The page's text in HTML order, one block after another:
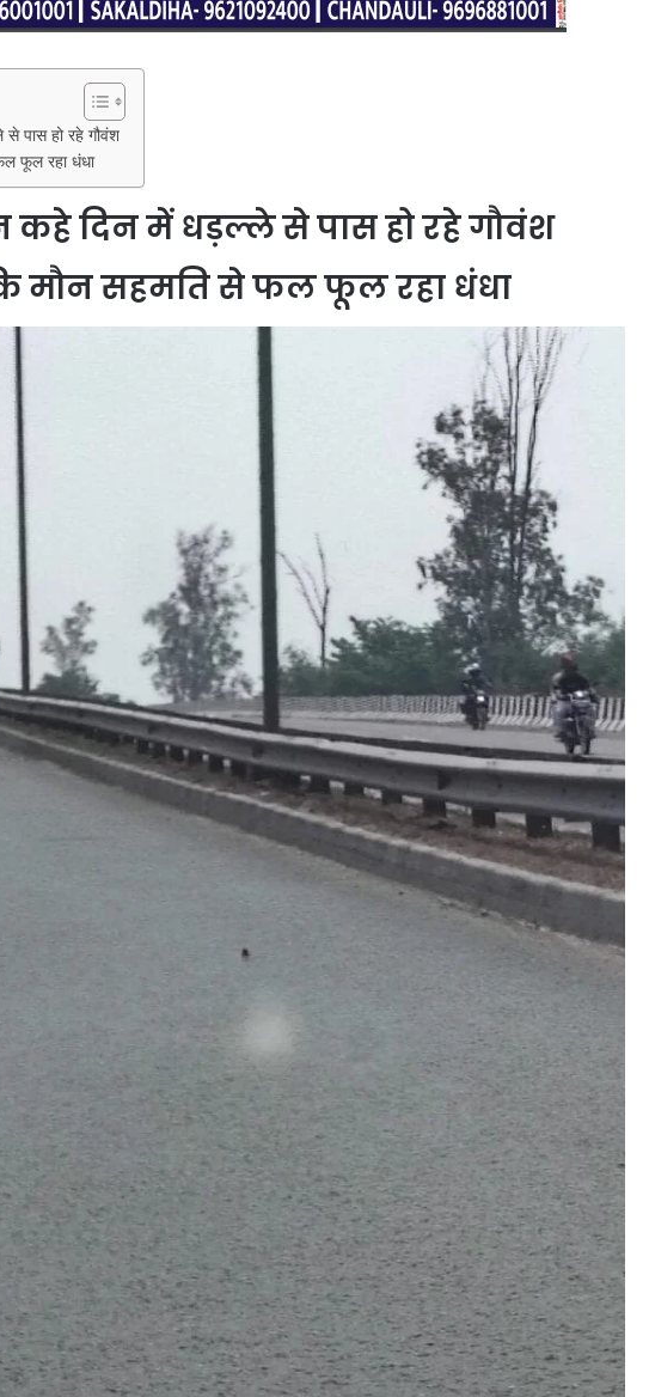
से पास हो रहे गौवंश
फूल रहा धंधा
कहे दिन में धड़ल्ले से पास हो रहे गौवंश
कि मौन सहमति से फल फूल रहा धंधा